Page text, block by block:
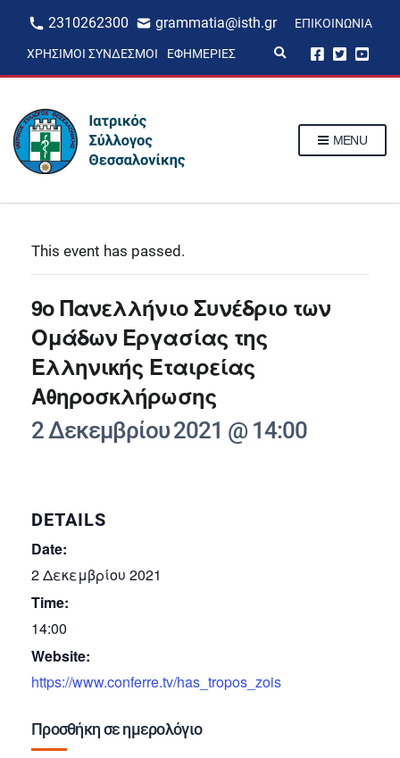
2310262300 grammatia@isth.gr ΕΠΙΚΟΙΝΩΝΊΑ
ΧΡΉΣΙΜΟΙ ΣΎΝΔΕΣΜΟΙ ΕΦΗΜΕΡΊΕΣ
p
MENU
This event has passed.
9ο Πανελλήνιο Συνέδριο των
Ομάδων Εργασίας της
Ελληνικής Εταιρείας
Αθηροσκλήρωσης
2 Δεκεμβρίου 2021 @ 14:00
DETAILS
Date:
2 Δεκεμβρίου 2021
Time:
14:00
Website:
https://www.conferre.tv/has_tropos_zois
Προσθήκη σε ημερολόγιο